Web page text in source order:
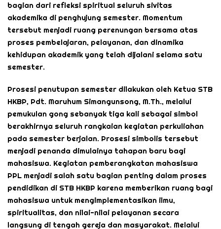
bagian dari refleksi spiritual seluruh sivitas
akademika di penghujung semester. Momentum
tersebut menjadi ruang perenungan bersama atas
proses pembelajaran, pelayanan, dan dinamika
kehidupan akademik yang telah dijalani selama satu
semester.
Prosesi penutupan semester dilakukan oleh Ketua STB
HKBP, Pdt. Maruhum Simangunsong, M.Th., melalui
pemukulan gong sebanyak tiga kali sebagai simbol
berakhirnya seluruh rangkaian kegiatan perkuliahan
pada semester berjalan. Prosesi simbolis tersebut
menjadi penanda dimulainya tahapan baru bagi
mahasiswa. Kegiatan pemberangkatan mahasiswa
PPL menjadi salah satu bagian penting dalam proses
pendidikan di STB HKBP karena memberikan ruang bagi
mahasiswa untuk mengimplementasikan ilmu,
spiritualitas, dan nilai-nilai pelayanan secara
langsung di tengah gereja dan masyarakat. Melalui